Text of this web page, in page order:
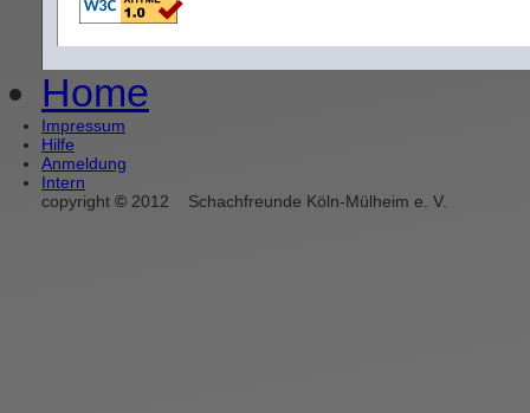
Home
Impressum
Hilfe
Anmeldung
Intern
copyright © 2012 Schachfreunde Köln-Mülheim e. V.